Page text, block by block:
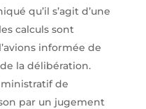
qu’il s’agit d’une
calculs sont
informée de
la délibération.
de
par un jugement